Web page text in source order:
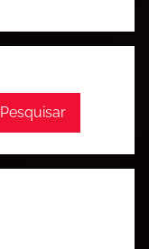
Pesquisar